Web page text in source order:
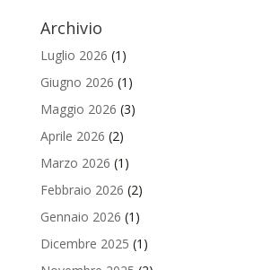
Archivio
Luglio 2026 (1)
Giugno 2026 (1)
Maggio 2026 (3)
Aprile 2026 (2)
Marzo 2026 (1)
Febbraio 2026 (2)
Gennaio 2026 (1)
Dicembre 2025 (1)